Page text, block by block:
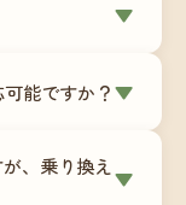
ています。
。事業計画の段
▼
時に追加の作
います。年間
りの見通しも
能ですか？▼
が異なるた
、乗り換え ▼